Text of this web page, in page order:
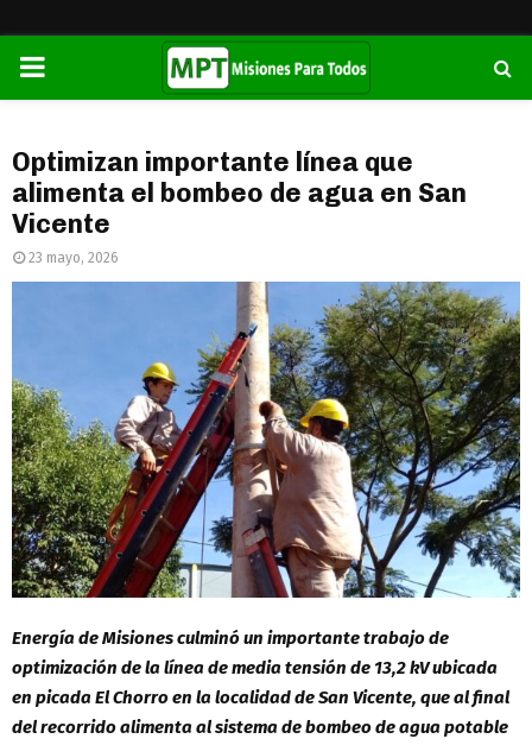
PRIMARY
Optimizan importante línea que
alimenta el bombeo de agua en San
Vicente
23 mayo, 2026
Energía de Misiones culminó un importante trabajo de
optimización de la línea de media tensión de 13,2 kV ubicada
en picada El Chorro en la localidad de San Vicente, que al final
del recorrido alimenta al sistema de bombeo de agua potable